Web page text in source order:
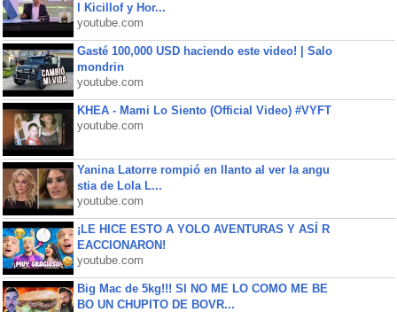
l Kicillof y Hor...
youtube.com
Gasté 100,000 USD haciendo este video! | Salo
mondrin
youtube.com
KHEA - Mami Lo Siento (Official Video) #VYFT
youtube.com
Yanina Latorre rompió en llanto al ver la angu
stia de Lola L...
youtube.com
¡LE HICE ESTO A YOLO AVENTURAS Y ASÍ R
EACCIONARON!
youtube.com
Big Mac de 5kg!!! SI NO ME LO COMO ME BE
BO UN CHUPITO DE BOVR...